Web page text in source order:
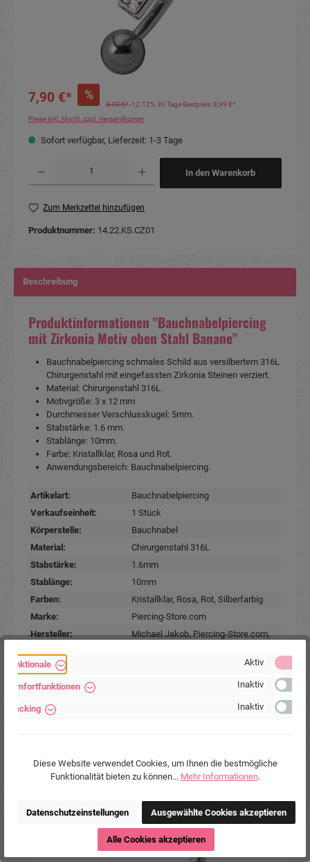
7,90 €* %
8,99 €*-12.12% 30 Tage Bestpreis: 8,99 €*
Preise inkl. MwSt. zzgl. Versandkosten
Sofort verfügbar, Lieferzeit: 1-3 Tage
In den Warenkorb
Zum Merkzettel hinzufügen
Produktnummer: 14.22.KS.CZ01
Beschreibung
Produktinformationen "Bauchnabelpiercing
mit Zirkonia Motiv oben Stahl Banane"
Bauchnabelpiercing schmales Schild aus versilbertem 316L
Chirurgenstahl mit eingefassten Zirkonia Steinen verziert.
Material: Chirurgenstahl 316L.
Motivgröße: 3 x 12 mm
Durchmesser Verschlusskugel: 5mm.
Stabstärke: 1.6 mm.
Stablänge: 10mm.
Farbe: Kristallklar, Rosa und Rot.
Anwendungsbereich: Bauchnabelpiercing.
Artikelart:
Bauchnabelpiercing
Verkaufseinheit:
1 Stück
Körperstelle:
Bauchnabel
Material:
Chirurgenstahl 316L
Stabstärke:
1.6mm
Stablänge:
10mm
Farben:
Kristallklar, Rosa, Rot, Silberfarbig
Marke:
Piercing-Store.com
Hersteller:
Michael Jakob, Piercing-Store.com,
Produktgalerie überspringen
Ähnliche Produkte
Funktionale Aktiv
Komfortfunktionen Inaktiv
Tracking Inaktiv
Diese Website verwendet Cookies, um Ihnen die bestmögliche
Funktionalität bieten zu können... Mehr Informationen.
Datenschutzeinstellungen Ausgewählte Cookies akzeptieren
Alle Cookies akzeptieren